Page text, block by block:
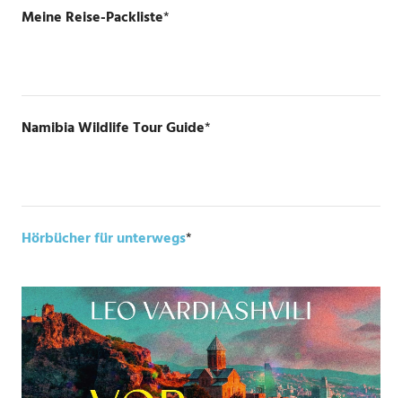
Meine Reise-Packliste*
Namibia Wildlife Tour Guide*
Hörbücher für unterwegs*